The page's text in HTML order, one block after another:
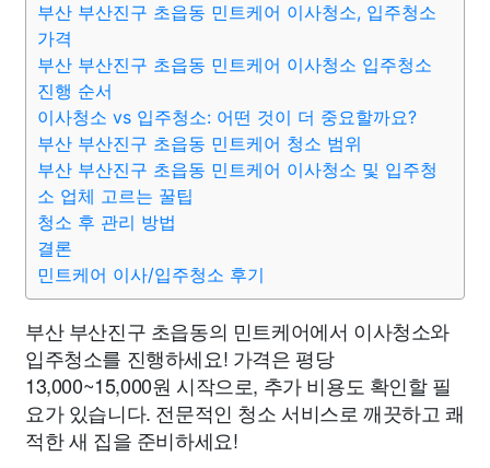
부산 부산진구 초읍동 민트케어 이사청소, 입주청소
가격
부산 부산진구 초읍동 민트케어 이사청소 입주청소
진행 순서
이사청소 vs 입주청소: 어떤 것이 더 중요할까요?
부산 부산진구 초읍동 민트케어 청소 범위
부산 부산진구 초읍동 민트케어 이사청소 및 입주청
소 업체 고르는 꿀팁
청소 후 관리 방법
결론
민트케어 이사/입주청소 후기
부산 부산진구 초읍동의 민트케어에서 이사청소와
입주청소를 진행하세요! 가격은 평당
13,000~15,000원 시작으로, 추가 비용도 확인할 필
요가 있습니다. 전문적인 청소 서비스로 깨끗하고 쾌
적한 새 집을 준비하세요!